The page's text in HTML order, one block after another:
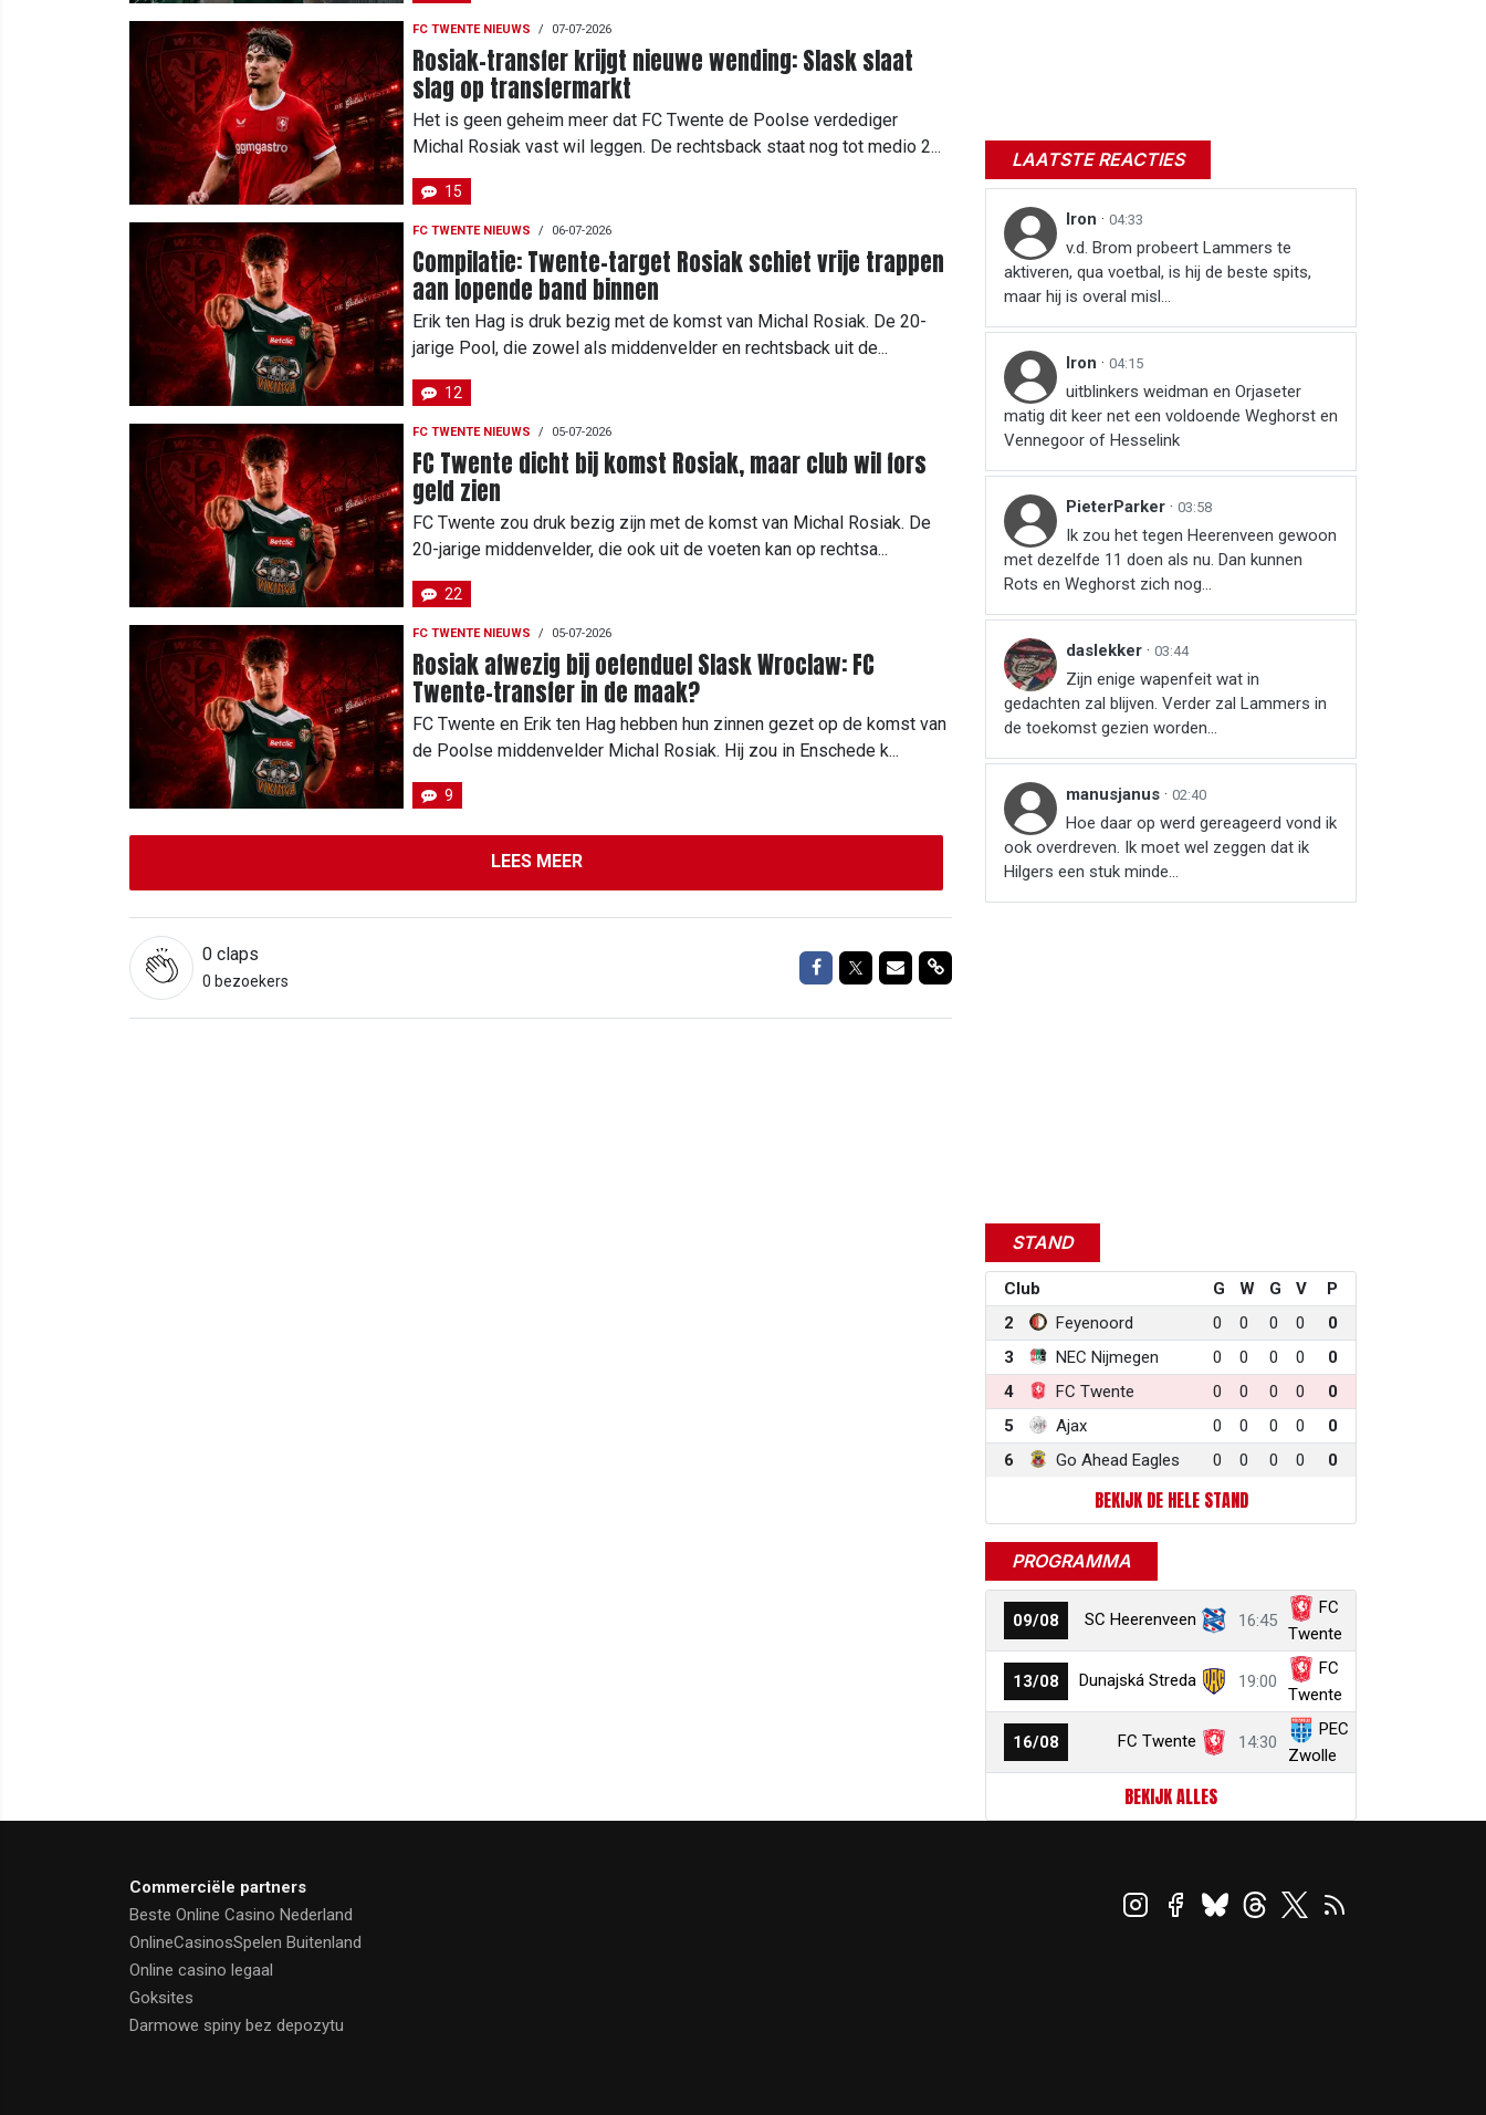
FC TWENTE NIEUWS / 07-07-2026
Rosiak-transfer krijgt nieuwe wending: Slask slaat
slag op transfermarkt
Het is geen geheim meer dat FC Twente de Poolse verdediger
Michal Rosiak vast wil leggen. De rechtsback staat nog tot medio 2...
15
FC TWENTE NIEUWS / 06-07-2026
Compilatie: Twente-target Rosiak schiet vrije trappen
aan lopende band binnen
Erik ten Hag is druk bezig met de komst van Michal Rosiak. De 20-
jarige Pool, die zowel als middenvelder en rechtsback uit de...
12
FC TWENTE NIEUWS / 05-07-2026
FC Twente dicht bij komst Rosiak, maar club wil fors
geld zien
FC Twente zou druk bezig zijn met de komst van Michal Rosiak. De
20-jarige middenvelder, die ook uit de voeten kan op rechtsa...
22
FC TWENTE NIEUWS / 05-07-2026
Rosiak afwezig bij oefenduel Slask Wroclaw: FC
Twente-transfer in de maak?
FC Twente en Erik ten Hag hebben hun zinnen gezet op de komst van
de Poolse middenvelder Michal Rosiak. Hij zou in Enschede k...
9
LEES MEER
0 claps
0 bezoekers
Delen op Facebook
Delen op Twitter
Delen via Mail
Delen via link
LAATSTE REACTIES
Iron · 04:33
v.d. Brom probeert Lammers te
aktiveren, qua voetbal, is hij de beste spits,
maar hij is overal misl...
Iron · 04:15
uitblinkers weidman en Orjaseter
matig dit keer net een voldoende Weghorst en
Vennegoor of Hesselink
PieterParker · 03:58
Ik zou het tegen Heerenveen gewoon
met dezelfde 11 doen als nu. Dan kunnen
Rots en Weghorst zich nog...
daslekker · 03:44
Zijn enige wapenfeit wat in
gedachten zal blijven. Verder zal Lammers in
de toekomst gezien worden...
manusjanus · 02:40
Hoe daar op werd gereageerd vond ik
ook overdreven. Ik moet wel zeggen dat ik
Hilgers een stuk minde...
STAND
Club G W G V
P
2
Feyenoord 0 0 0 0
0
3
NEC Nijmegen 0 0 0 0
0
4
FC Twente 0 0 0 0
0
5
Ajax 0 0 0 0
0
6
Go Ahead Eagles 0 0 0 0 0
BEKIJK DE HELE STAND
PROGRAMMA
09/08 SC Heerenveen 16:45
FC
Twente
13/08 Dunajská Streda 19:00
FC
Twente
16/08 FC Twente 14:30
PEC
Zwolle
BEKIJK ALLES
Commerciële partners
Beste Online Casino Nederland
OnlineCasinosSpelen Buitenland
Online casino legaal
Goksites
Darmowe spiny bez depozytu